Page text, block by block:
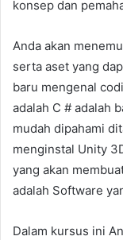
konsep dan
Anda akan
serta aset yang
baru mengenal
adalah C # adalah
mudah dipahami
menginstal Unity
yang akan
adalah Software
Dalam kursus ini